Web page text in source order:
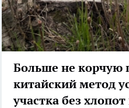
Больше не корчую
китайский метод
участка без